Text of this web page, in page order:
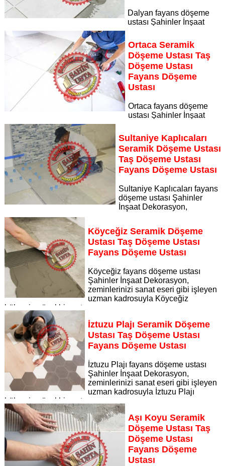
Dalyan fayans döşeme
ustası Şahinler İnşaat
Dekorasyon, zeminlerinizi sanat eseri gibi işleyen uzman
kadrosuyla Dalyan bölgesine özel hizmet sunuyor Dalyan
seramik döşeme ustası taş döşeme ustası fayans döşeme
Sayfaya Git
Ortaca Seramik
Döşeme Ustası Taş
Döşeme Ustası
Fayans Döşeme
Ustası
Ortaca fayans döşeme
ustası Şahinler İnşaat
Dekorasyon, zeminlerinizi sanat eseri gibi işleyen uzman
kadrosuyla Ortaca bölgesine özel hizmet sunuyor Ortaca
seramik döşeme ustası taş döşeme ustası fayans döşeme
ustası
Sayfaya Git
Sultaniye Kaplıcaları
Seramik Döşeme Ustası
Taş Döşeme Ustası
Fayans Döşeme Ustası
Sultaniye Kaplıcaları fayans
döşeme ustası Şahinler
İnşaat Dekorasyon,
zeminlerinizi sanat eseri gibi işleyen uzman kadrosuyla
Sultaniye Kaplıcaları bölgesine özel hizmet sunuyor
Sayfaya Git
Köyceğiz Seramik Döşeme
Ustası Taş Döşeme Ustası
Fayans Döşeme Ustası
Köyceğiz fayans döşeme ustası
Şahinler İnşaat Dekorasyon,
zeminlerinizi sanat eseri gibi işleyen
uzman kadrosuyla Köyceğiz
bölgesine özel hizmet sunuyor
Sayfaya Git
İztuzu Plajı Seramik Döşeme
Ustası Taş Döşeme Ustası
Fayans Döşeme Ustası
İztuzu Plajı fayans döşeme ustası
Şahinler İnşaat Dekorasyon,
zeminlerinizi sanat eseri gibi işleyen
uzman kadrosuyla İztuzu Plajı
bölgesine özel hizmet sunuyor
Sayfaya Git
Aşı Koyu Seramik
Döşeme Ustası Taş
Döşeme Ustası
Fayans Döşeme
Ustası